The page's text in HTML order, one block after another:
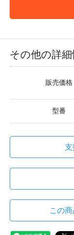
その他の詳細
販売価格
型番
支
この